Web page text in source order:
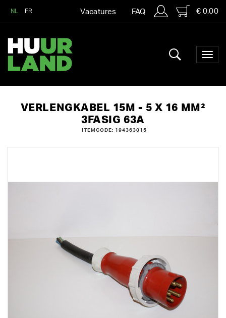
NL FR Vacatures FAQ € 0,00
VERLENGKABEL 15M - 5 X 16 MM²
3FASIG 63A
ITEMCODE: 194363015